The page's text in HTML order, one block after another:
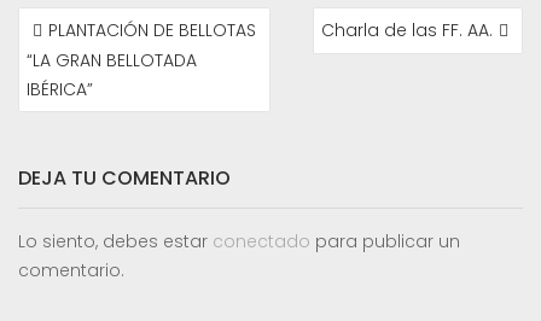
NAVEGACIÓN
DE
ENTRADAS
PLANTACIÓN DE BELLOTAS
“LA GRAN BELLOTADA
IBÉRICA”
Charla de las FF. AA.
DEJA TU COMENTARIO
Lo siento, debes estar conectado para publicar un
comentario.